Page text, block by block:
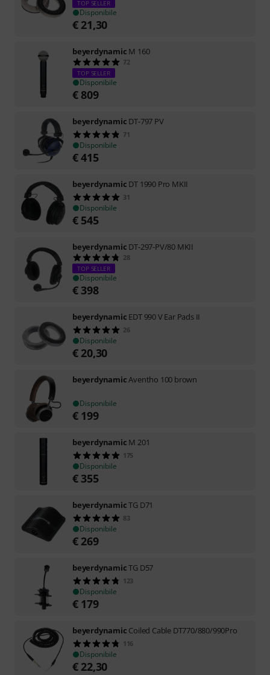
TOP SELLER
Disponibile
€ 21,30
beyerdynamic M 160
72
TOP SELLER
Disponibile
€ 809
beyerdynamic DT-797 PV
71
Disponibile
€415
beyerdynamic DT 1990 Pro MKII
31
Disponibile
€ 545
beyerdynamic DT-297-PV/80 MKII
28
TOP SELLER
Disponibile
€ 398
beyerdynamic EDT 990 V Ear Pads II
26
Disponibile
€ 20,30
beyerdynamicAventho 100 brown
Disponibile
€ 199
beyerdynamic M 201
175
Disponibile
€ 355
beyerdynamicTG D71
83
Disponibile
€ 269
beyerdynamicTG D57
123
Disponibile
€ 179
beyerdynamic Coiled Cable DT770/880/990Pro
116
Disponibile
€ 22,30